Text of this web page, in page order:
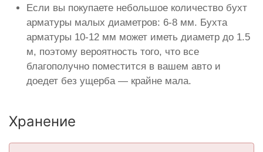
Если вы покупаете небольшое количество бухт
арматуры малых диаметров: 6-8 мм. Бухта
арматуры 10-12 мм может иметь диаметр до 1.5
м, поэтому вероятность того, что все
благополучно поместится в вашем авто и
доедет без ущерба — крайне мала.
Хранение